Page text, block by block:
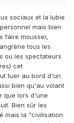
avant les années
de notre
si chérie.
ne pas dire la
Et
repose
sociaux et la lubie
mais bien
faire mousser,
tous les
ou les spectateurs
cet
tuer au bord d'un
bien qu'au volant
que lors d'une
Bien sûr les
mais la "civilisation